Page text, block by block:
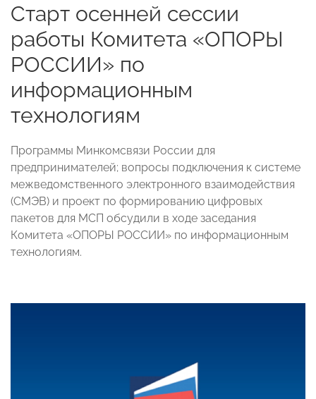
Старт осенней сессии
работы Комитета «ОПОРЫ
РОССИИ» по
информационным
технологиям
Программы Минкомсвязи России для
предпринимателей; вопросы подключения к системе
межведомственного электронного взаимодействия
(СМЭВ) и проект по формированию цифровых
пакетов для МСП обсудили в ходе заседания
Комитета «ОПОРЫ РОССИИ» по информационным
технологиям.